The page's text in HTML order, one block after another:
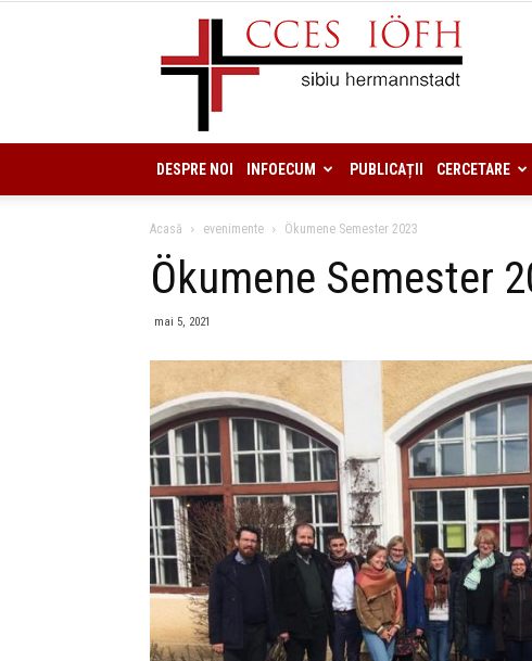
DESPRE NOI INFOECUM PUBLICAȚII CERCETARE
Acasă evenimente Ökumene Semester 2023
Ökumene Semester
mai 5, 2021